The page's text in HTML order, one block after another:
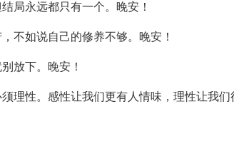
局永远都只有一个。晚安！
不如说自己的修养不够。晚安！
放下。晚安！
理性。感性让我们更有人情味，理性让我